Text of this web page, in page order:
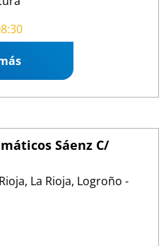
13:30
Sáenz C/
La Rioja, Logroño -